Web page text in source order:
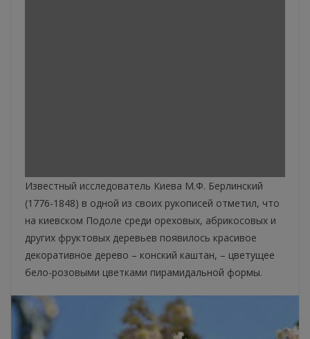
Известный исследователь Киева М.Ф. Берлинский
(1776-1848) в одной из своих рукописей отметил, что
на киевском Подоле среди ореховых, абрикосовых и
других фруктовых деревьев появилось красивое
декоративное дерево – конский каштан, – цветущее
бело-розовыми цветками пирамидальной формы.